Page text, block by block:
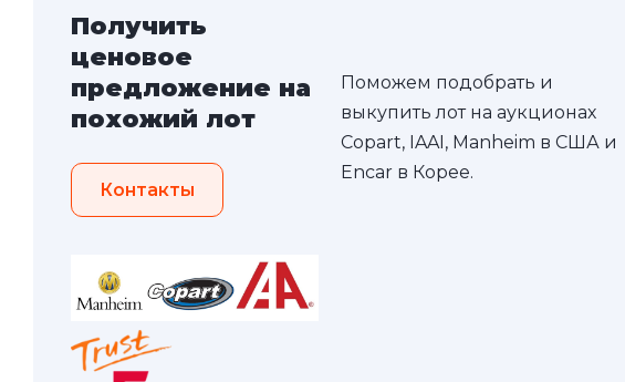
Получить
ценовое
предложение на
похожий лот
Контакты
Поможем подобрать и
выкупить лот на аукционах
Copart, IAAI, Manheim в США и
Encar в Корее.